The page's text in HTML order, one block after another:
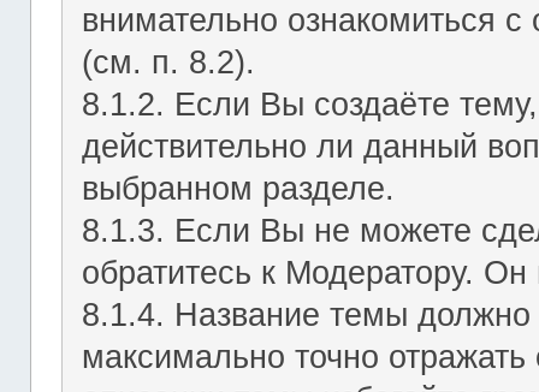
внимательно ознакомиться
(см. п. 8.2).
8.1.2. Если Вы создаёте
действительно ли данный
выбранном разделе.
8.1.3. Если Вы не можете
обратитесь к Модератору.
8.1.4. Название темы
максимально точно